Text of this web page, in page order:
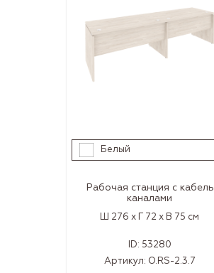
Белый
Рабочая станция с кабель
каналами
Ш 276 x Г 72 x В 75 см
ID: 53280
Артикул: O.RS-2.3.7